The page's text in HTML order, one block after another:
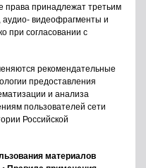
права принадлежат третьим
аудио- видеофрагменты и
при согласовании с
рекомендательные
предоставления
и анализа
пользователей сети
Российской
материалов